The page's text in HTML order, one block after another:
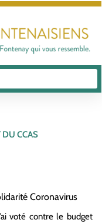
DU CCAS
Coronavirus
voté contre le budget